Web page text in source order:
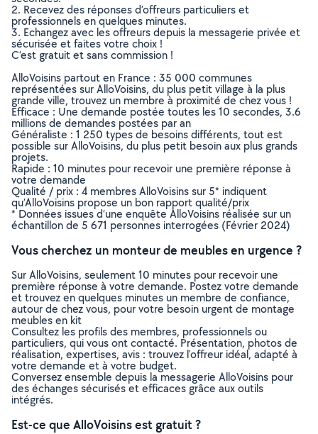
2. Recevez des réponses d’offreurs particuliers et
professionnels en quelques minutes.
3. Echangez avec les offreurs depuis la messagerie privée et
sécurisée et faites votre choix !
C’est gratuit et sans commission !
AlloVoisins partout en France : 35 000 communes
représentées sur AlloVoisins, du plus petit village à la plus
grande ville, trouvez un membre à proximité de chez vous !
Efficace : Une demande postée toutes les 10 secondes, 3.6
millions de demandes postées par an
Généraliste : 1 250 types de besoins différents, tout est
possible sur AlloVoisins, du plus petit besoin aux plus grands
projets.
Rapide : 10 minutes pour recevoir une première réponse à
votre demande
Qualité / prix : 4 membres AlloVoisins sur 5* indiquent
qu’AlloVoisins propose un bon rapport qualité/prix
* Données issues d’une enquête AlloVoisins réalisée sur un
échantillon de 5 671 personnes interrogées (Février 2024)
Vous cherchez un monteur de meubles en urgence ?
Sur AlloVoisins, seulement 10 minutes pour recevoir une
première réponse à votre demande. Postez votre demande
et trouvez en quelques minutes un membre de confiance,
autour de chez vous, pour votre besoin urgent de montage
meubles en kit
Consultez les profils des membres, professionnels ou
particuliers, qui vous ont contacté. Présentation, photos de
réalisation, expertises, avis : trouvez l'offreur idéal, adapté à
votre demande et à votre budget.
Conversez ensemble depuis la messagerie AlloVoisins pour
des échanges sécurisés et efficaces grâce aux outils
intégrés.
Est-ce que AlloVoisins est gratuit ?